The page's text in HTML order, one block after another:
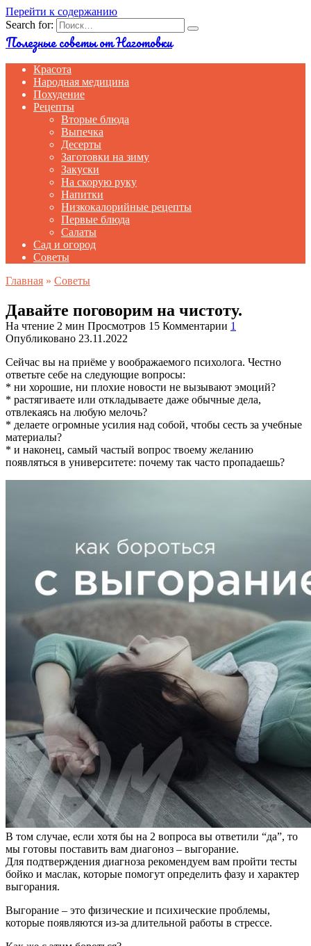
Перейти к содержанию
Search for:
Полезные советы от Наготовки
Красота
Народная медицина
Похудение
Рецепты
Вторые блюда
Выпечка
Десерты
Заготовки на зиму
Закуски
На скорую руку
Напитки
Низкокалорийные рецепты
Первые блюда
Салаты
Сад и огород
Советы
Главная » Советы
Давайте поговорим на чистоту.
На чтение 2 мин Просмотров 15 Комментарии 1
Опубликовано 23.11.2022
Сейчас вы на приёме у воображаемого психолога. Честно
ответьте себе на следующие вопросы:
* ни хорошие, ни плохие новости не вызывают эмоций?
* растягиваете или откладываете даже обычные дела,
отвлекаясь на любую мелочь?
* делаете огромные усилия над собой, чтобы сесть за учебные
материалы?
* и наконец, самый частый вопрос твоему желанию
появляться в университете: почему так часто пропадаешь?
В том случае, если хотя бы на 2 вопроса вы ответили “да”, то
мы готовы поставить вам диагоноз – выгорание.
Для подтверждения диагноза рекомендуем вам пройти тесты
бойко и маслак, которые помогут определить фазу и характер
выгорания.
Выгорание – это физические и психические проблемы,
которые появляются из-за длительной работы в стрессе.